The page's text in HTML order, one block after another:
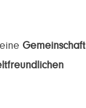
Gemeinschaft